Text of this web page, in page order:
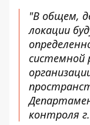
"В общем,
локации
системной
контроля